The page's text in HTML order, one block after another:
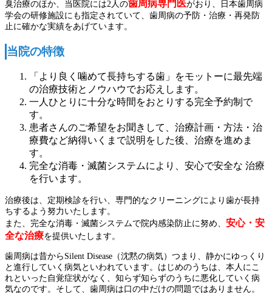
臭治療のほか、当医院には2人の歯周病専門医がおり、日本歯周病
学会の研修施設にも指定されていて、歯周病の予防・治療・再発防
止に確かな実績をあげています。
当院の特徴
「より良く噛めて長持ちする歯」をモットーに最先端
の治療技術とノウハウでお応えします。
一人ひとりに十分な時間をおとりする完全予約制で
す。
患者さんのご希望をお聞きして、治療計画・方法・治
療費など納得いくまで説明をした後、治療を進めま
す。
完全な消毒・滅菌システムにより、安心で安全な 治療
を行います。
治療後は、定期検診を行い、専門的なクリーニングにより歯が長持
ちするよう努力いたします。
また、完全な消毒・滅菌システムで院内感染防止に努め、 安心・安
全な治療を提供いたします。
歯周病は昔からSilent Disease（沈黙の病気）つまり、静かにゆっくり
と進行していく病気といわれています。はじめのうちは、本人にこ
れといった自覚症状がなく、知らず知らずのうちに悪化していく病
気なのです。そして、歯周病は口の中だけの問題ではありません。